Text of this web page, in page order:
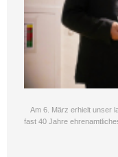
Am 6. März erhielt unser
fast 40 Jahre